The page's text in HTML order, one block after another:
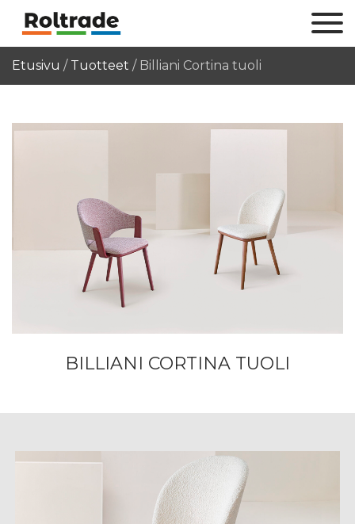
Etusivu / Tuotteet / Billiani Cortina tuoli
BILLIANI CORTINA TUOLI